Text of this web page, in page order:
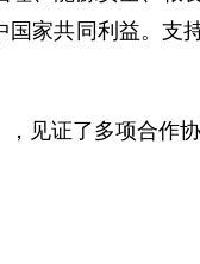
家共同利益。支
证了多项合作协